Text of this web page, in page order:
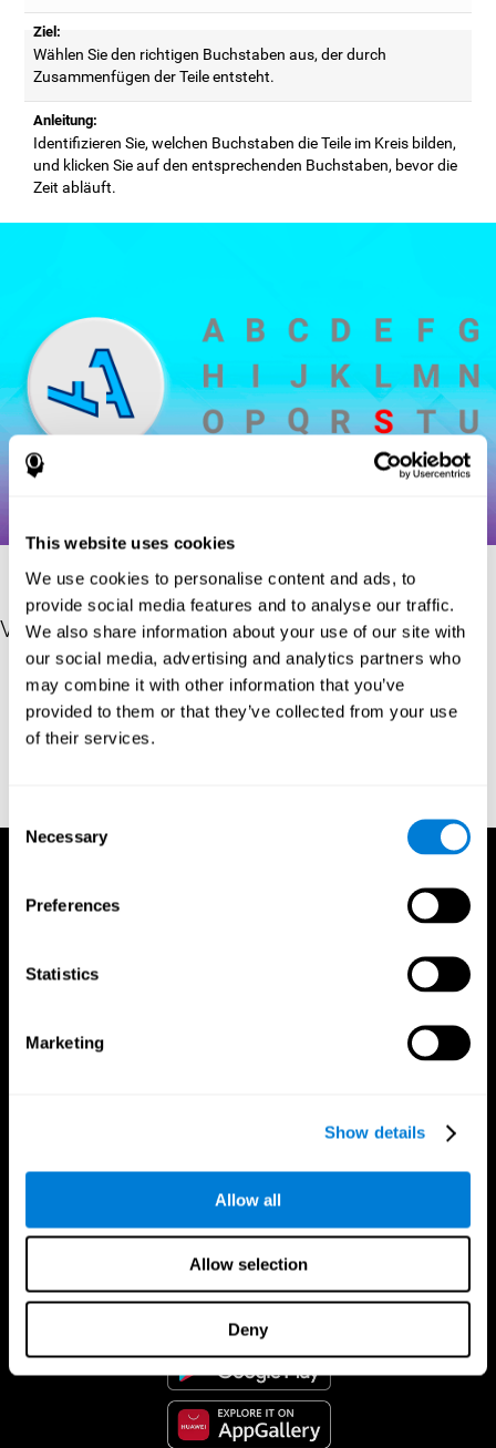
This website uses cookies
We use cookies to personalise content and ads, to
provide social media features and to analyse our traffic.
We also share information about your use of our site with
our social media, advertising and analytics partners who
may combine it with other information that you’ve
provided to them or that they’ve collected from your use
of their services.
Selection
Necessary
Preferences
Statistics
Marketing
Show details
Allow all
Allow selection
Deny
Ziel:
Wählen Sie den richtigen Buchstaben aus, der durch
Zusammenfügen der Teile entsteht.
Anleitung:
Identifizieren Sie, welchen Buchstaben die Teile im Kreis bilden,
und klicken Sie auf den entsprechenden Buchstaben, bevor die
Zeit abläuft.
Verweise
Hooper, H. E. (1983). Hooper Visual Organization Test Manual.
Los Angeles, CA: Western Psychological Services.
Merten, T. (2004). A Short Version of the Hooper Visual
CogniFit App